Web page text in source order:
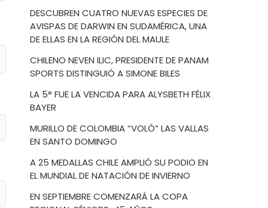
DESCUBREN CUATRO NUEVAS ESPECIES DE
AVISPAS DE DARWIN EN SUDAMÉRICA, UNA
DE ELLAS EN LA REGIÓN DEL MAULE
CHILENO NEVEN ILIC, PRESIDENTE DE PANAM
SPORTS DISTINGUIÓ A SIMONE BILES
LA 5° FUE LA VENCIDA PARA ALYSBETH FÉLIX
BAYER
MURILLO DE COLOMBIA “VOLÓ” LAS VALLAS
EN SANTO DOMINGO
A 25 MEDALLAS CHILE AMPLIÓ SU PODIO EN
EL MUNDIAL DE NATACIÓN DE INVIERNO
EN SEPTIEMBRE COMENZARÁ LA COPA